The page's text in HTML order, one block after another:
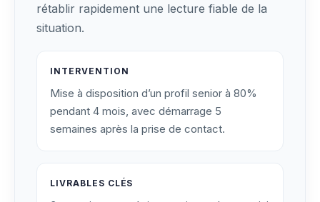
rétablir rapidement une lecture fiable de la
situation.
INTERVENTION
Mise à disposition d’un profil senior à 80%
pendant 4 mois, avec démarrage 5
semaines après la prise de contact.
LIVRABLES CLÉS